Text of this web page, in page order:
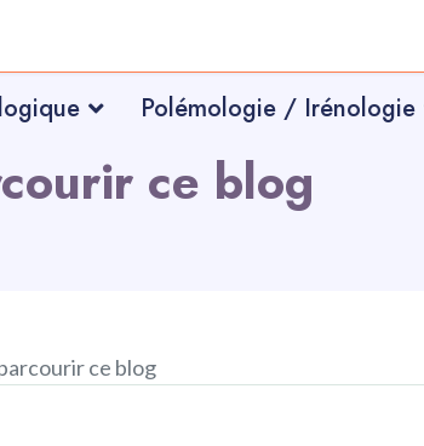
Polémologie / Irénologie
ce blog
ce blog